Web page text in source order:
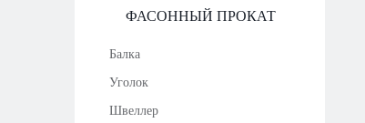
ФАСОННЫЙ ПРОКАТ
Балка
Уголок
Швеллер